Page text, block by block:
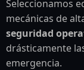
Seleccionamos
mecánicas de
seguridad
drásticamente
emergencia.